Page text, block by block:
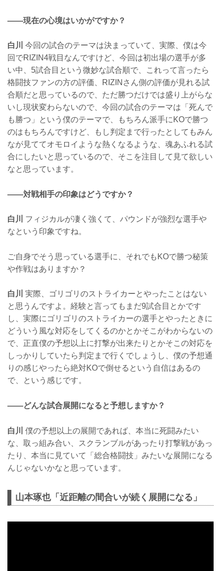
——現在の心境はいかがですか？
白川
今回の試合のテーマは決まっていて、実際、僕は今
回でRIZIN4戦目なんですけど、今回は初出場の選手が多
い中、5試合目という微妙な試合順で、これって言ったら
格闘技ファンの方の評価、RIZINさん側の評価が見れる試
合順だと思っているので、ただ勝つだけでは盛り上がらな
いし現状変わらないので、今回の試合のテーマは「死んで
も勝つ」という僕のテーマで、もちろん派手にKOで勝つ
のはもちろんですけど、もし判定まで行ったとしてもみん
なが見ててオモロイような熱くなるような、魂あふれる試
合にしたいと思っているので、そこを注目して見て欲しい
なと思っています。
——対戦相手の印象はどうですか？
白川
フィジカルが凄く強くて、パウンドが強烈な選手や
なという印象ですね。
ご自身でそう思っている選手に、それでもKOで勝つ秘策
や作戦はありますか？
白川 実際、ゴリゴリのストライカーとやったことはない
と思うんですよ。経験と言ってもまだ9試合目とかです
し、実際にゴリゴリのストライカーの選手とやったときに
どういう風な対応をしてくるのかとかそこがわからないの
で、正直僕の予想以上に打撃が出来たりとかそこの対応を
しっかりしていたら判定まで行くでしょうし、僕の予想通
りの感じやったら絶対KOで倒せるという自信はあるの
で、という感じです。
——どんな試合展開になると予想しますか？
白川
僕の予想以上の展開であれば、本当に死闘みたい
な、取っ組み合い、スクランブルがあったり打撃戦があっ
たり、本当に見ていて「総合格闘技」みたいな展開になる
んじゃないかなと思っています。
山本琢也「近距離の間合いが続く展開になる」